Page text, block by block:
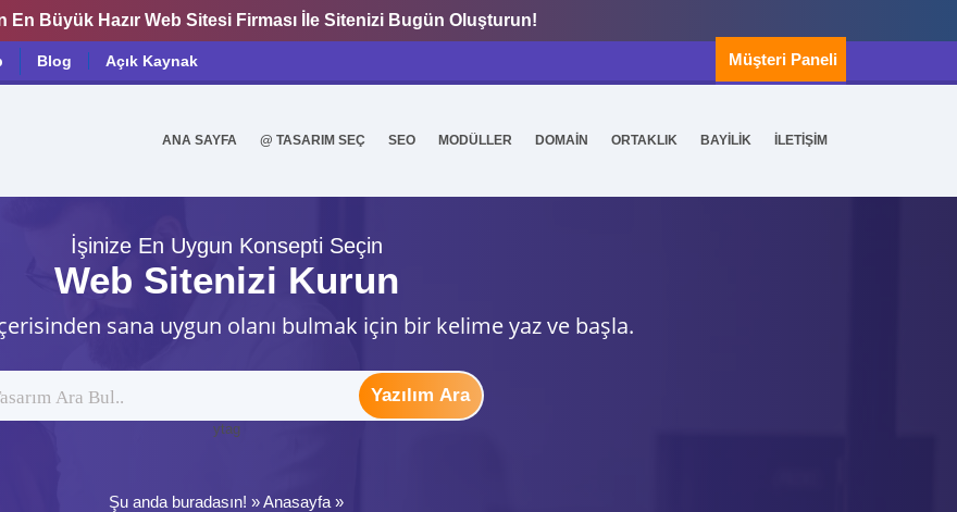
En Büyük Hazır Web Sitesi Firması İle Sitenizi Bugün Oluşturun!
Blog Açık Kaynak Müşteri Paneli
ANA SAYFA @ TASARIM SEÇ SEO MODÜLLER DOMAİN ORTAKLIK BAYİLİK İLETİŞİM
İşinize En Uygun Konsepti Seçin
Web Sitenizi Kurun
sana uygun olanı bulmak için bir kelime yaz ve başla.
Yazılım Ara
ytag
Şu anda buradasın! »Anasayfa »